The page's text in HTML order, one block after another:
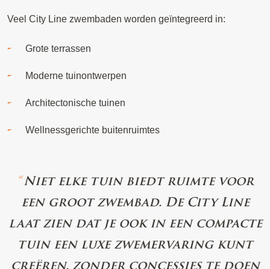
Veel City Line zwembaden worden geïntegreerd in:
Grote terrassen
Moderne tuinontwerpen
Architectonische tuinen
Wellnessgerichte buitenruimtes
Niet elke tuin biedt ruimte voor
een groot zwembad. De City Line
laat zien dat je ook in een compacte
tuin een luxe zwemervaring kunt